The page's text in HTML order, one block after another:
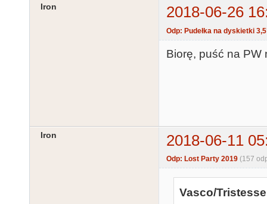
Iron 2018-06-26
Odp: Pudełka na dyskietki
Biorę, puść na PW
Iron 2018-06-11
Odp: Lost Party 2019 (157
Vasco/